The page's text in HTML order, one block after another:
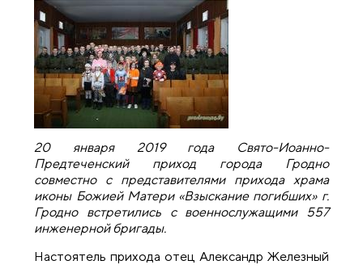
20 января 2019 года Свято-Иоанно-
Предтеченский приход города Гродно
совместно с представителями прихода храма
иконы Божией Матери «Взыскание погибших» г.
Гродно встретились с военнослужащими 557
инженерной бригады.
Настоятель прихода отец Александр Железный